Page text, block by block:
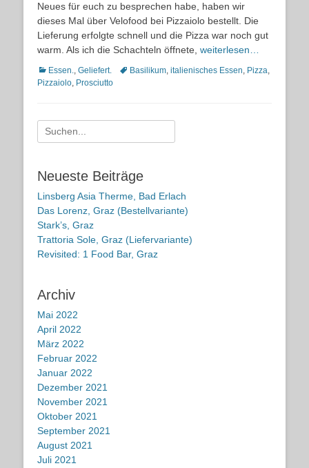
Neues für euch zu besprechen habe, haben wir
dieses Mal über Velofood bei Pizzaiolo bestellt. Die
Lieferung erfolgte schnell und die Pizza war noch gut
warm. Als ich die Schachteln öffnete, weiterlesen…
Kategorien
Essen., Geliefert. Schlagworte
Basilikum, italienisches Essen, Pizza,
Pizzaiolo, Prosciutto
Suche
nach:
Neueste Beiträge
Linsberg Asia Therme, Bad Erlach
Das Lorenz, Graz (Bestellvariante)
Stark’s, Graz
Trattoria Sole, Graz (Liefervariante)
Revisited: 1 Food Bar, Graz
Archiv
Mai 2022
April 2022
März 2022
Februar 2022
Januar 2022
Dezember 2021
November 2021
Oktober 2021
September 2021
August 2021
Juli 2021